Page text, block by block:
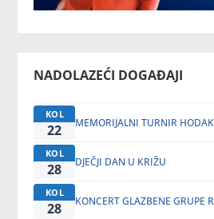
NADOLAZEĆI DOGAĐAJI
KOL
22 MEMORIJALNI TURNIR
KOL
28 DJEČJI DAN U KRIŽU
KOL
28 KONCERT GLAZBENE GRUPE